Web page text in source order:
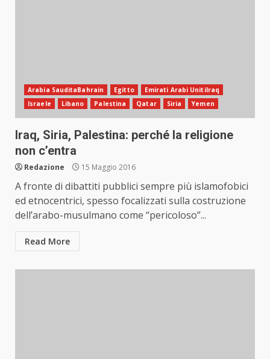
Arabia SauditaBahrain Egitto
Emirati Arabi UnitiIraq
Israele
Libano Palestina Qatar Siria Yemen
Iraq, Siria, Palestina: perché la religione
non c’entra
Redazione 15 Maggio 2016
A fronte di dibattiti pubblici sempre più islamofobici
ed etnocentrici, spesso focalizzati sulla costruzione
dell’arabo-musulmano come “pericoloso”...
Read More